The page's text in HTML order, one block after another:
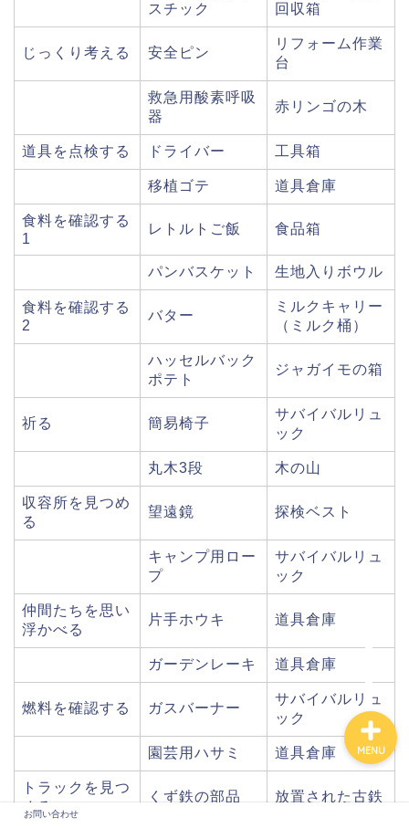
スチック
回収箱
じっくり考える 安全ピン
リフォーム作業
台
救急用酸素呼吸
器
赤リンゴの木
道具を点検する ドライバー 工具箱
移植ゴテ 道具倉庫
食料を確認する
1
レトルトご飯 食品箱
パンバスケット 生地入りボウル
食料を確認する
2
バター
ミルクキャリー
（ミルク桶）
ハッセルバック
ポテト
ジャガイモの箱
祈る 簡易椅子
サバイバルリュ
ック
丸木3段 木の山
収容所を見つめ
る
望遠鏡 探検ベスト
キャンプ用ロー
プ
サバイバルリュ
ック
仲間たちを思い
浮かべる
片手ホウキ 道具倉庫
ガーデンレーキ 道具倉庫
燃料を確認する ガスバーナー
サバイバルリュ
ック
園芸用ハサミ 道具倉庫
トラックを見つ
める
くず鉄の部品 放置された古鉄
お問い合わせ
MENU
お問い合わせ